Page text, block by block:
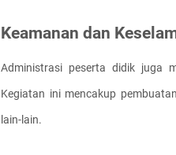
Keamanan dan
Administrasi peserta didik juga
Kegiatan ini mencakup
lain-lain.